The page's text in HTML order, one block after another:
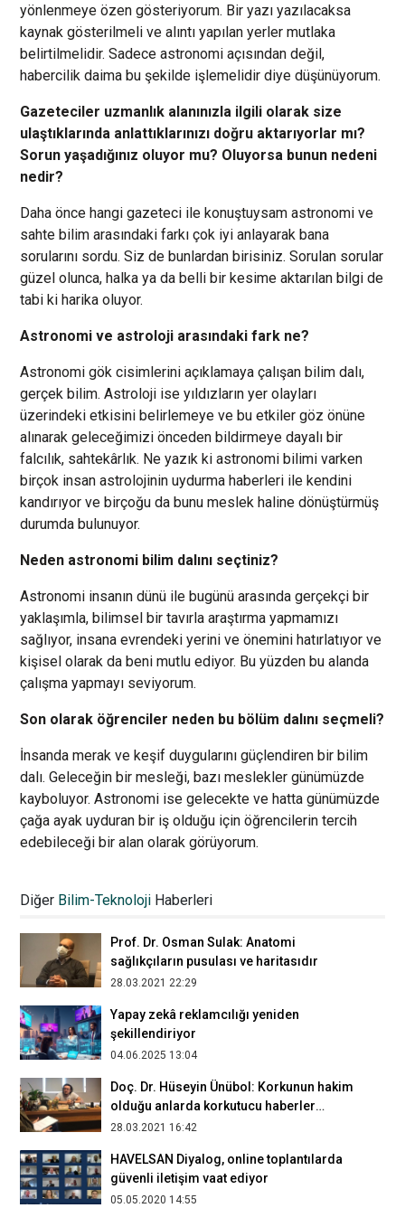
yönlenmeye özen gösteriyorum. Bir yazı yazılacaksa
kaynak gösterilmeli ve alıntı yapılan yerler mutlaka
belirtilmelidir. Sadece astronomi açısından değil,
habercilik daima bu şekilde işlemelidir diye düşünüyorum.
Gazeteciler uzmanlık alanınızla ilgili olarak size
ulaştıklarında anlattıklarınızı doğru aktarıyorlar mı?
Sorun yaşadığınız oluyor mu? Oluyorsa bunun nedeni
nedir?
Daha önce hangi gazeteci ile konuştuysam astronomi ve
sahte bilim arasındaki farkı çok iyi anlayarak bana
sorularını sordu. Siz de bunlardan birisiniz. Sorulan sorular
güzel olunca, halka ya da belli bir kesime aktarılan bilgi de
tabi ki harika oluyor.
Astronomi ve astroloji arasındaki fark ne?
Astronomi gök cisimlerini açıklamaya çalışan bilim dalı,
gerçek bilim. Astroloji ise yıldızların yer olayları
üzerindeki etkisini belirlemeye ve bu etkiler göz önüne
alınarak geleceğimizi önceden bildirmeye dayalı bir
falcılık, sahtekârlık. Ne yazık ki astronomi bilimi varken
birçok insan astrolojinin uydurma haberleri ile kendini
kandırıyor ve birçoğu da bunu meslek haline dönüştürmüş
durumda bulunuyor.
Neden astronomi bilim dalını seçtiniz?
Astronomi insanın dünü ile bugünü arasında gerçekçi bir
yaklaşımla, bilimsel bir tavırla araştırma yapmamızı
sağlıyor, insana evrendeki yerini ve önemini hatırlatıyor ve
kişisel olarak da beni mutlu ediyor. Bu yüzden bu alanda
çalışma yapmayı seviyorum.
Son olarak öğrenciler neden bu bölüm dalını seçmeli?
İnsanda merak ve keşif duygularını güçlendiren bir bilim
dalı. Geleceğin bir mesleği, bazı meslekler günümüzde
kayboluyor. Astronomi ise gelecekte ve hatta günümüzde
çağa ayak uyduran bir iş olduğu için öğrencilerin tercih
edebileceği bir alan olarak görüyorum.
Diğer Bilim-Teknoloji Haberleri
06.05.2020 11:46
Prof. Dr. Osman Sulak: Anatomi
sağlıkçıların pusulası ve haritasıdır
28.03.2021 22:29
Yapay zekâ reklamcılığı yeniden
şekillendiriyor
04.06.2025 13:04
Doç. Dr. Hüseyin Ünübol: Korkunun hakim
olduğu anlarda korkutucu haberler
duymaya eğilimliyiz
28.03.2021 16:42
HAVELSAN Diyalog, online toplantılarda
güvenli iletişim vaat ediyor
05.05.2020 14:55